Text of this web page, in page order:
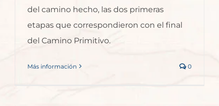
del camino hecho, las dos primeras
etapas que correspondieron con el final
del Camino Primitivo.
Más información 0